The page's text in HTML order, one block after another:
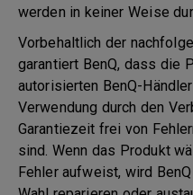
werden in keiner Weise
Vorbehaltlich der
garantiert BenQ, dass die
autorisierten BenQ-
Verwendung durch den
Garantiezeit frei von
sind. Wenn das Produkt
Fehler aufweist, wird